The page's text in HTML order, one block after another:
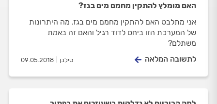
האם מומלץ להתקין מחמם מים בגז?
אני מתלבט האם להתקין מחמם מים בגז. מה היתרונות
של המערכת הזו ביחס לדוד רגיל והאם זה באמת
משתלם?
סילבן 09.05.2018 לתשובה המלאה